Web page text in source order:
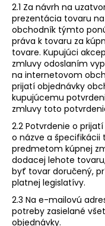
2.1 Za návrh na
prezentácia tovaru
obchodník týmto
práva k tovaru za
tovare. Kupujúci
zmluvy odoslaním
na internetovom
prijatí objednávky
kupujúcemu
zmluvy toto
2.2 Potvrdenie o
o názve a špecifikácii
predmetom kúpnej
dodacej lehote
byť tovar doručený,
platnej legislatívy.
2.3 Na e-mailovú
potreby zasielané
objednávky.